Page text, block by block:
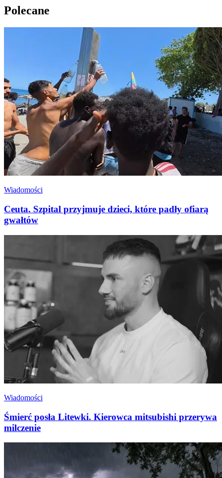
Polecane
Wiadomości
Ceuta. Szpital przyjmuje dzieci, które padły ofiarą
gwałtów
Wiadomości
Śmierć posła Litewki. Kierowca mitsubishi przerywa
milczenie